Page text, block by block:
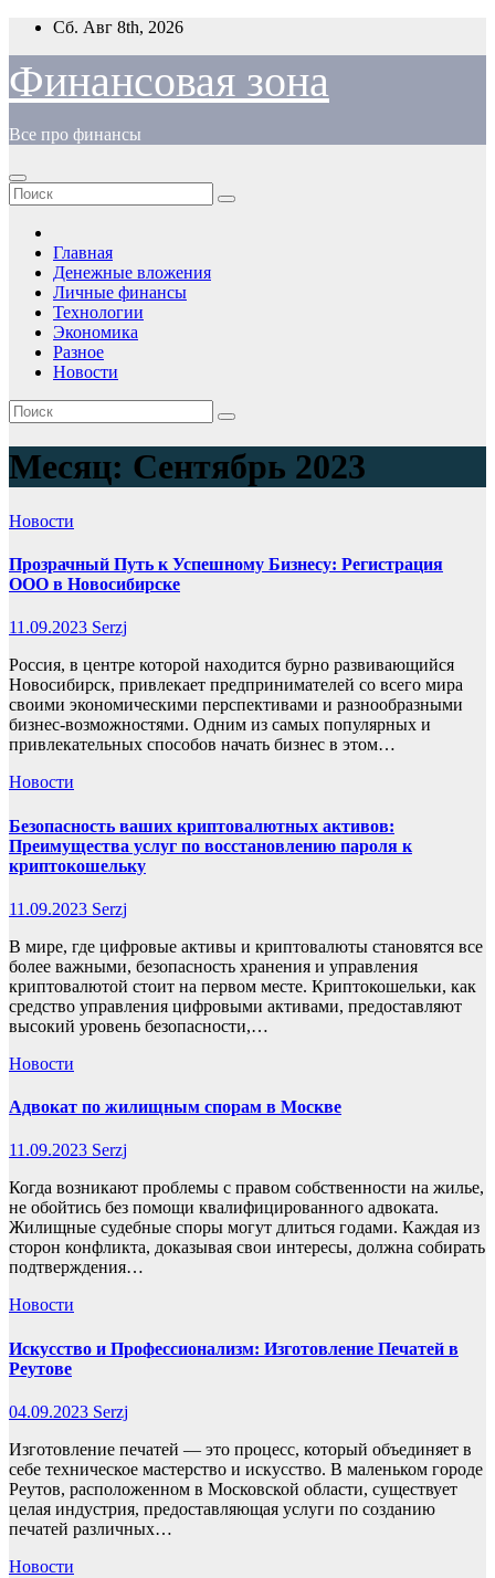
Перейти
содержимому
Сб. Авг 8th, 2026
Финансовая зона
Все про финансы
Главная
Денежные вложения
Личные финансы
Технологии
Экономика
Разное
Новости
Месяц: Сентябрь 2023
Новости
Прозрачный Путь к Успешному Бизнесу: Регистрация
ООО в Новосибирске
11.09.2023 Serzj
Россия, в центре которой находится бурно развивающийся
Новосибирск, привлекает предпринимателей со всего мира
своими экономическими перспективами и разнообразными
бизнес-возможностями. Одним из самых популярных и
привлекательных способов начать бизнес в этом…
Новости
Безопасность ваших криптовалютных активов:
Преимущества услуг по восстановлению пароля к
криптокошельку
11.09.2023 Serzj
В мире, где цифровые активы и криптовалюты становятся все
более важными, безопасность хранения и управления
криптовалютой стоит на первом месте. Криптокошельки, как
средство управления цифровыми активами, предоставляют
высокий уровень безопасности,…
Новости
Адвокат по жилищным спорам в Москве
11.09.2023 Serzj
Когда возникают проблемы с правом собственности на жилье,
не обойтись без помощи квалифицированного адвоката.
Жилищные судебные споры могут длиться годами. Каждая из
сторон конфликта, доказывая свои интересы, должна собирать
подтверждения…
Новости
Искусство и Профессионализм: Изготовление Печатей в
Реутове
04.09.2023 Serzj
Изготовление печатей — это процесс, который объединяет в
себе техническое мастерство и искусство. В маленьком городе
Реутов, расположенном в Московской области, существует
целая индустрия, предоставляющая услуги по созданию
печатей различных…
Новости